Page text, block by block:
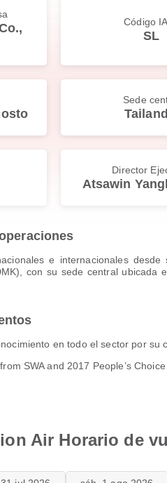
Código
SL
Sede
Director
Atsawin
e internacionales
con su sede central
en todo el sector por
SWA and 2017 People’s
Air Horario de